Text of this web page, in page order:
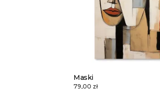
Maski
79,00 zł